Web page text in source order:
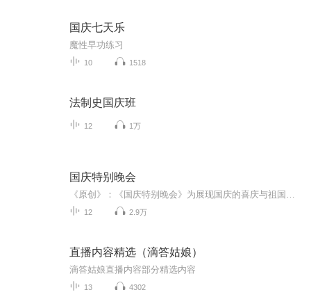
国庆七天乐
魔性早功练习
10 1518
法制史国庆班
12 1万
国庆特别晚会
12 2.9万
直播内容精选（滴答姑娘）
滴答姑娘直播内容部分精选内容
13 4302